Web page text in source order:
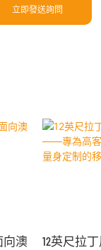
立即發送詢問
向澳 12英尺拉